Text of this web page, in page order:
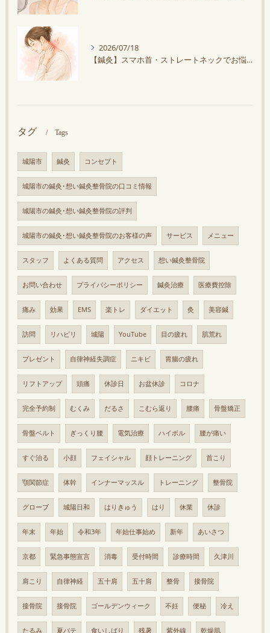
2026/07/18
【鍼灸】スマホ首・ストレートネックでお悩みの方へ｜鍼灸で首の負担を軽減しませんか？
タグ Tags
城陽市 鍼灸 コンセプト
城陽市の鍼灸･想い鍼灸整骨院の口コミ情報
城陽市の鍼灸･想い鍼灸整骨院の評判
城陽市の鍼灸･想い鍼灸整骨院のお客様の声 サービス メニュー
スタッフ よくある質問 アクセス 想い鍼灸整骨院
お問い合わせ プライバシーポリシー 鍼灸治療 医療費控除
痛み 効果 EMS 楽トレ ダイエット 灸 美容鍼
訪問 リハビリ 城陽 YouTube 目の疲れ 肌荒れ
プレゼント 自律神経失調症 ニキビ 胃腸の疲れ
リフトアップ 頭痛 休診日 お盆休診 コロナ
完全予約制 むくみ だるさ こむら返り 腰痛 骨盤矯正
骨盤ベルト ぎっくり腰 電気治療 ハイボル 腰が痛い
すぐ治る 小顔 フェイシャル 顔トレーニング 首こり
顎関節症 体幹 インナーマッスル トレーニング 整骨院
グローブ 城陽日和 はりきゅう はり 休業 休診
年末 年始 令和3年 年始仕事始め 新年 あいさつ
京都 緊急事態宣言 消毒 受付時間 診療時間 久津川
肩こり 自律神経 五十肩 五十肩 整骨 接骨院
接骨院 接骨院 ゴールデンウィーク 不妊 便秘 冷え
たるみ 夏バテ 食いしばり 残暑 紫外線 乾燥肌